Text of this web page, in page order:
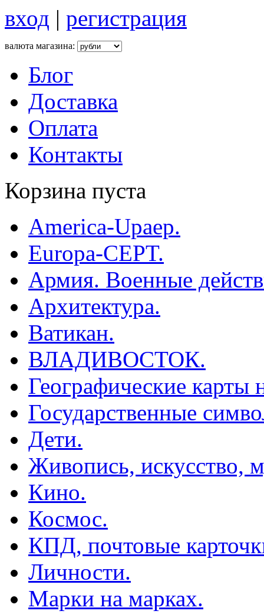
вход | регистрация
валюта магазина:
Блог
Доставка
Оплата
Контакты
Корзина пуста
America-Upaep.
Europa-CEPT.
Армия. Военные
Архитектура.
Ватикан.
ВЛАДИВОСТОК.
Географические карты
Государственные
Дети.
Живопись, искусство,
Кино.
Космос.
КПД, почтовые
Личности.
Марки на марках.